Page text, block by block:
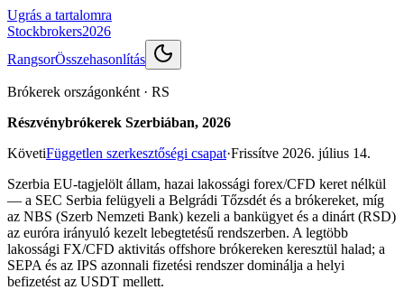
Ugrás a tartalomra
Stockbrokers2026
RangsorÖsszehasonlítás
Brókerek országonként · RS
Részvénybrókerek Szerbiában, 2026
KövetiFüggetlen szerkesztőségi csapat·Frissítve 2026. július 14.
Szerbia EU-tagjelölt állam, hazai lakossági forex/CFD keret nélkül
— a SEC Serbia felügyeli a Belgrádi Tőzsdét és a brókereket, míg
az NBS (Szerb Nemzeti Bank) kezeli a bankügyet és a dinárt (RSD)
az euróra irányuló kezelt lebegtetésű rendszerben. A legtöbb
lakossági FX/CFD aktivitás offshore brókereken keresztül halad; a
SEPA és az IPS azonnali fizetési rendszer dominálja a helyi
befizetést az USDT mellett.